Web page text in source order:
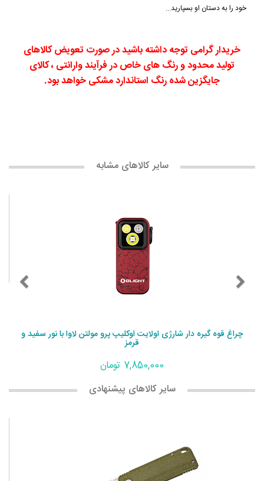
خود را به دستان او بسپارید...
خریدار گرامی توجه داشته باشید در صورت تعویض کالاهای
تولید محدود و رنگ های خاص در فرآیند وارانتی ، کالای
جایگزین شده رنگ استاندارد مشکی خواهد بود.
سایر کالاهای مشابه
چراغ قوه گیره دار شارژی اولایت اوکلیپ پرو مولتن لاوا با نور سفید و
قرمز
7,850,000 تومان
سایر کالاهای پیشنهادی